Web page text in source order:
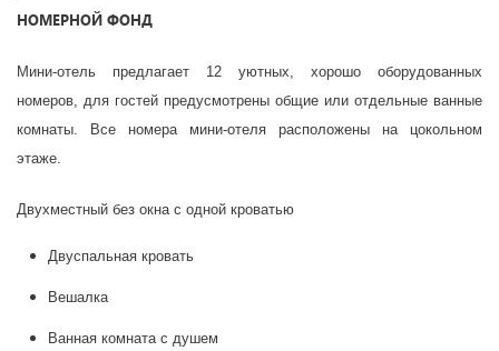
НОМЕРНОЙ ФОНД
Мини-отель предлагает 12 уютных, хорошо оборудованных
номеров, для гостей предусмотрены общие или отдельные ванные
комнаты. Все номера мини-отеля расположены на цокольном
этаже.
Двухместный без окна с одной кроватью
Двуспальная кровать
Вешалка
Ванная комната с душем